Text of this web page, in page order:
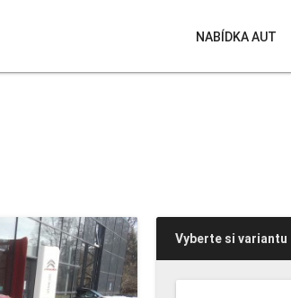
NABÍDKA AUT
Vyberte si variantu